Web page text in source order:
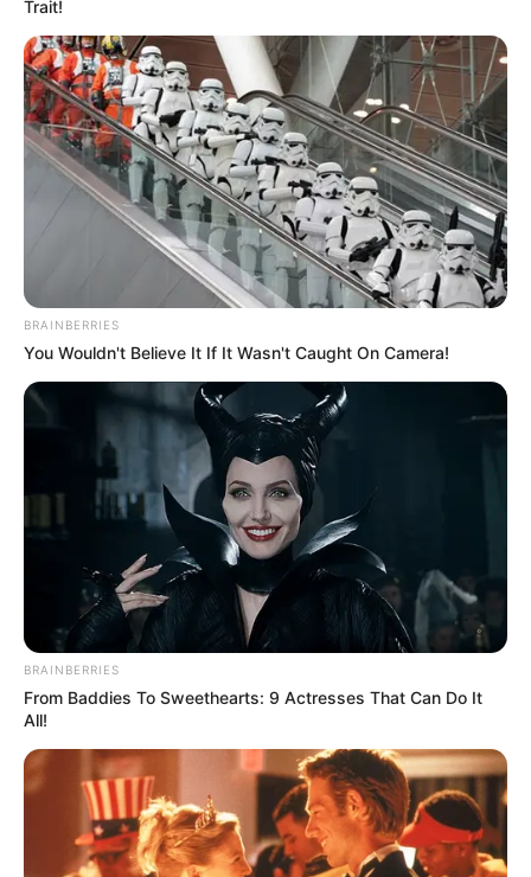
Orang yang kuat akan menjadi diri sendiri.
Hanya tindakan merekalah yang menggambarkan diri
mereka.
Trailer
TAGS
Trait!
BRAINBERRIES
You Wouldn't Believe It If It Wasn't Caught On Camera!
BRAINBERRIES
From Baddies To Sweethearts: 9 Actresses That Can Do It
All!